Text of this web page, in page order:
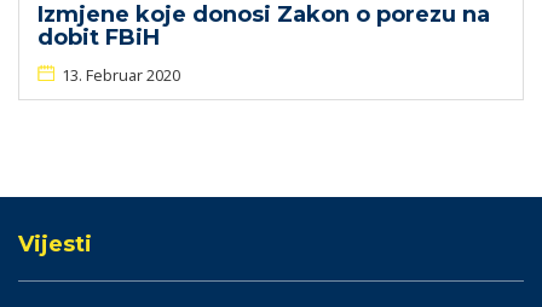
Izmjene koje donosi Zakon o porezu na
dobit FBiH
13. Februar 2020
Vijesti